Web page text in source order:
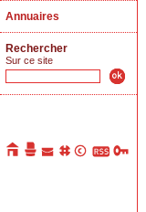
Annuaires
Rechercher
Sur ce site